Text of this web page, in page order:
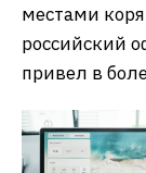
местами
российский
привел в